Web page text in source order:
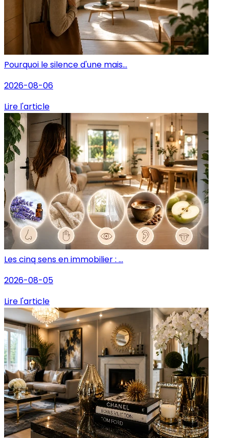
Pourquoi le silence d'une mais...
2026-08-06
Lire l'article
Les cinq sens en immobilier : ...
2026-08-05
Lire l'article